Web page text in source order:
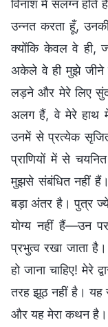
विनाश में संलग्न होते
उन्नत करता हूँ,
क्योंकि केवल वे ही,
अकेले वे ही मुझे जीने
लड़ने और मेरे लिए
अलग हैं, वे मेरे हाथ
उनमें से प्रत्येक
प्राणियों में से
मुझसे संबंधित नहीं
बड़ा अंतर है। पुत्र
योग्य नहीं हैं—उन पर
प्रभुत्व रखा जाता
हो जाना चाहिए! मेरे
तरह झूठ नहीं है। यह
और यह मेरा कथन है।